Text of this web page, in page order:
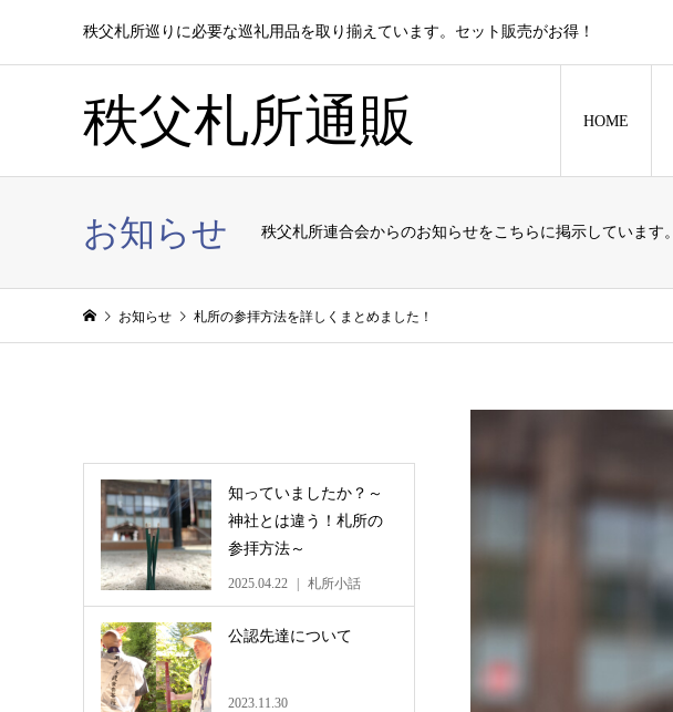
秩父札所巡りに必要な巡礼用品を取り揃えています。セット販売がお得！
秩父札所通販 HOME
お知らせ 秩父札所連合会からのお知らせをこちらに掲示しています。
お知らせ 札所の参拝方法を詳しくまとめました！
知っていましたか？～
神社とは違う！札所の
参拝方法～
2025.04.22 札所小話
公認先達について
2023.11.30